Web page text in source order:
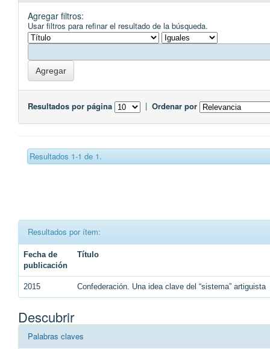
Agregar filtros:
Usar filtros para refinar el resultado de la búsqueda.
Resultados por página | Ordenar por
Resultados 1-1 de 1.
Resultados por ítem:
Fecha de
publicación
Título
2015 Confederación. Una idea clave del “sistema” artiguista
Descubrir
Palabras claves